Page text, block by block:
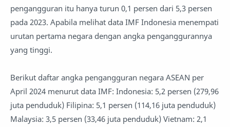
pengangguran itu hanya turun 0,1 persen dari 5,3 persen
pada 2023. Apabila melihat data IMF Indonesia menempati
urutan pertama negara dengan angka penganggurannya
yang tinggi.
Berikut daftar angka pengangguran negara ASEAN per
April 2024 menurut data IMF: Indonesia: 5,2 persen (279,96
juta penduduk) Filipina: 5,1 persen (114,16 juta penduduk)
Malaysia: 3,5 persen (33,46 juta penduduk) Vietnam: 2,1